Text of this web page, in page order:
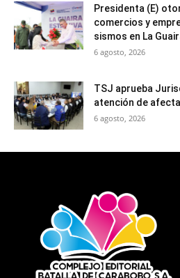
Presidenta (E)
comercios y
sismos en La
6 agosto, 2026
TSJ aprueba
atención de
6 agosto, 2026